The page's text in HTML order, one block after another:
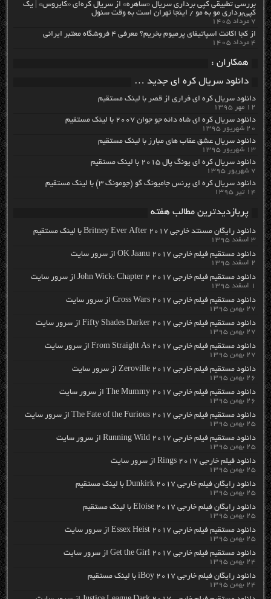
بررسی تطبیقی کپی برداری سریال «ساهره» از سریال کره‌ای «کایروس» | یک
کپی‌برداری مو به مو / اینجا تهران است به وقت سئول
۷ مرداد ۱۴۰۵
از کجا اکانت اسپاتیفای پرمیوم بخریم؟ معرفی ۴ فروشگاه معتبر ایرانی
۴ مرداد ۱۴۰۵
همکاران :
دانلود سریال کره ای جدید …
دانلود سریال کره ای فراری از قصر با لینک مستقیم
۱۲ مهر ۱۳۹۵
دانلود سریال کره ای شاه دائه جو جوان ۲۰۰۷ با لینک مستقیم
۲۰ شهریور ۱۳۹۵
دانلود سریال عشق عقاب های مبارز با لینک مستقیم
۱۳ شهریور ۱۳۹۵
دانلود سریال کره ای یونگ پال ۲۰۱۵ با لینک مستقیم
۷ شهریور ۱۳۹۵
دانلود سریال کره ای پرنس جامیونگ گو (جومونگ ۳) با لینک مستقیم
۱۴ تیر ۱۳۹۵
پربازدیدترین مطالب هفته
دانلود رایگان مسنتد خارجی Britney Ever After 2017 با لینک مستقیم
۳ اسفند ۱۳۹۵
دانلود مستقیم فیلم خارجی OK Jaanu 2017 از سرور سایت
۲ اسفند ۱۳۹۵
دانلود مستقیم فیلم خارجی John Wick: Chapter 2 2017 از سرور سایت
۱ اسفند ۱۳۹۵
دانلود مستقیم فیلم خارجی Cross Wars 2017 از سرور سایت
۲۷ بهمن ۱۳۹۵
دانلود مستقیم فیلم خارجی Fifty Shades Darker 2017 از سرور سایت
۲۷ بهمن ۱۳۹۵
دانلود مستقیم فیلم خارجی From Straight As 2017 از سرور سایت
۲۷ بهمن ۱۳۹۵
دانلود مستقیم فیلم خارجی Zeroville 2017 از سرور سایت
۲۶ بهمن ۱۳۹۵
دانلود مستقیم فیلم خارجی The Mummy 2017 از سرور سایت
۲۶ بهمن ۱۳۹۵
دانلود مستقیم فیلم خارجی The Fate of the Furious 2017 از سرور سایت
۲۵ بهمن ۱۳۹۵
دانلود مستقیم فیلم خارجی Running Wild 2017 از سرور سایت
۲۵ بهمن ۱۳۹۵
دانلود فیلم خارجی Rings 2017 از سرور سایت
۲۵ بهمن ۱۳۹۵
دانلود رایگان فیلم خارجی Dunkirk 2017 با لینک مستقیم
۲۵ بهمن ۱۳۹۵
دانلود رایگان فیلم خارجی Eloise 2017 با لینک مستقیم
۲۵ بهمن ۱۳۹۵
دانلود مستقیم فیلم خارجی Essex Heist 2017 از سرور سایت
۲۵ بهمن ۱۳۹۵
دانلود مستقیم فیلم خارجی Get the Girl 2017 از سرور سایت
۲۴ بهمن ۱۳۹۵
دانلود رایگان فیلم خارجی iBoy 2017 با لینک مستقیم
۲۴ بهمن ۱۳۹۵